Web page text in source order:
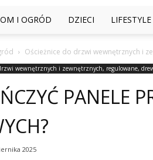
I OGRÓD DZIECI LIFESTYLE
Ościeżnice do drzwi wewnętrznych i
wewnętrznych i zewnętrznych, regulowane,
PANELE
2025